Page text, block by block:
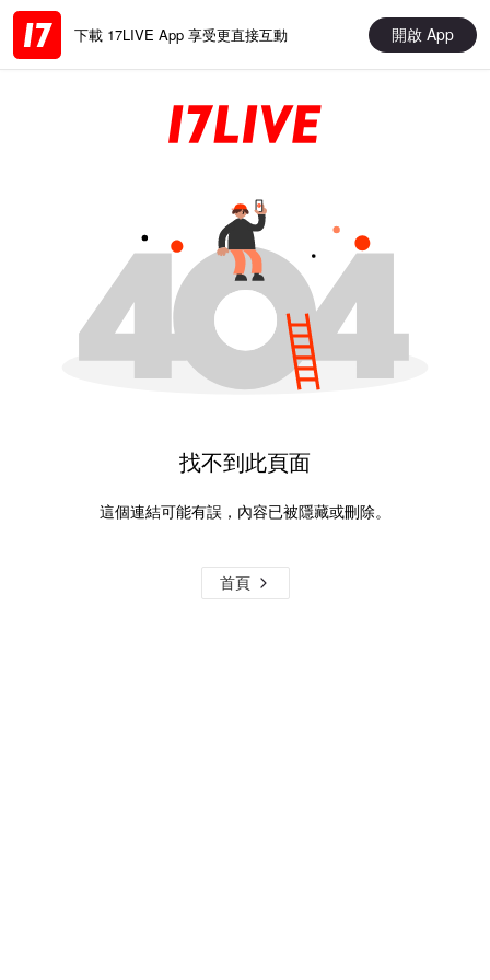
下載 17LIVE App 享受更直接互動 開啟 App
找不到此頁面
這個連結可能有誤，內容已被隱藏或刪除。
首頁